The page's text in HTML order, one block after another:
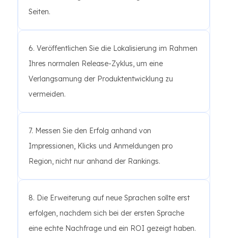
Seiten.
6. Veröffentlichen Sie die Lokalisierung im Rahmen
Ihres normalen Release-Zyklus, um eine
Verlangsamung der Produktentwicklung zu
vermeiden.
7. Messen Sie den Erfolg anhand von
Impressionen, Klicks und Anmeldungen pro
Region, nicht nur anhand der Rankings.
8. Die Erweiterung auf neue Sprachen sollte erst
erfolgen, nachdem sich bei der ersten Sprache
eine echte Nachfrage und ein ROI gezeigt haben.